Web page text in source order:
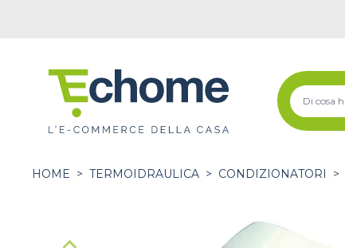
HOME > TERMOIDRAULICA > CONDIZIONATORI >